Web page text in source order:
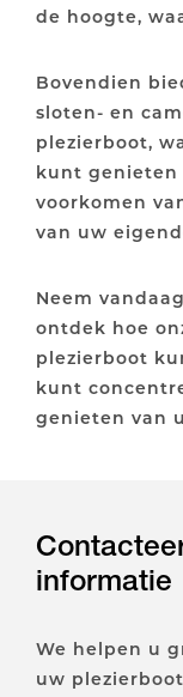
de hoogte,
Bovendien
sloten- en
plezierboot,
kunt genieten
voorkomen
van uw
Neem
ontdek hoe
plezierboot
kunt
genieten van
informatie
We helpen u
uw